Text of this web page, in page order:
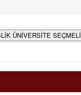
ÜNİVERSİTE SEÇMELİ